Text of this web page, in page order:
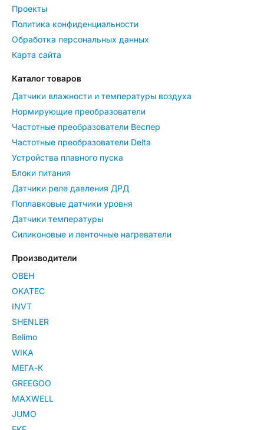
Проекты
Политика конфиденциальности
Обработка персональных данных
Карта сайта
Каталог товаров
Датчики влажности и температуры воздуха
Нормирующие преобразователи
Частотные преобразователи Веспер
Частотные преобразователи Delta
Устройства плавного пуска
Блоки питания
Датчики реле давления ДРД
Поплавковые датчики уровня
Датчики температуры
Силиконовые и ленточные нагреватели
Производители
ОВЕН
OKATEC
INVT
SHENLER
Belimo
WIKA
МЕГА-К
GREEGOO
MAXWELL
JUMO